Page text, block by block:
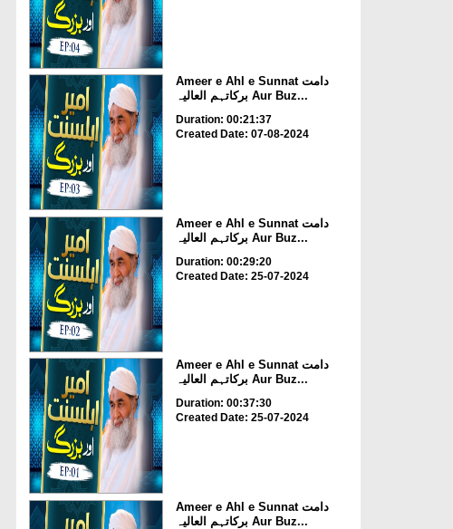
Ameer e Ahl e Sunnat دامت
برکاتہم العالیہ Aur Buz...
Duration: 00:21:37
Created Date: 07-08-2024
Ameer e Ahl e Sunnat دامت
برکاتہم العالیہ Aur Buz...
Duration: 00:29:20
Created Date: 25-07-2024
Ameer e Ahl e Sunnat دامت
برکاتہم العالیہ Aur Buz...
Duration: 00:37:30
Created Date: 25-07-2024
Ameer e Ahl e Sunnat دامت
برکاتہم العالیہ Aur Buz...